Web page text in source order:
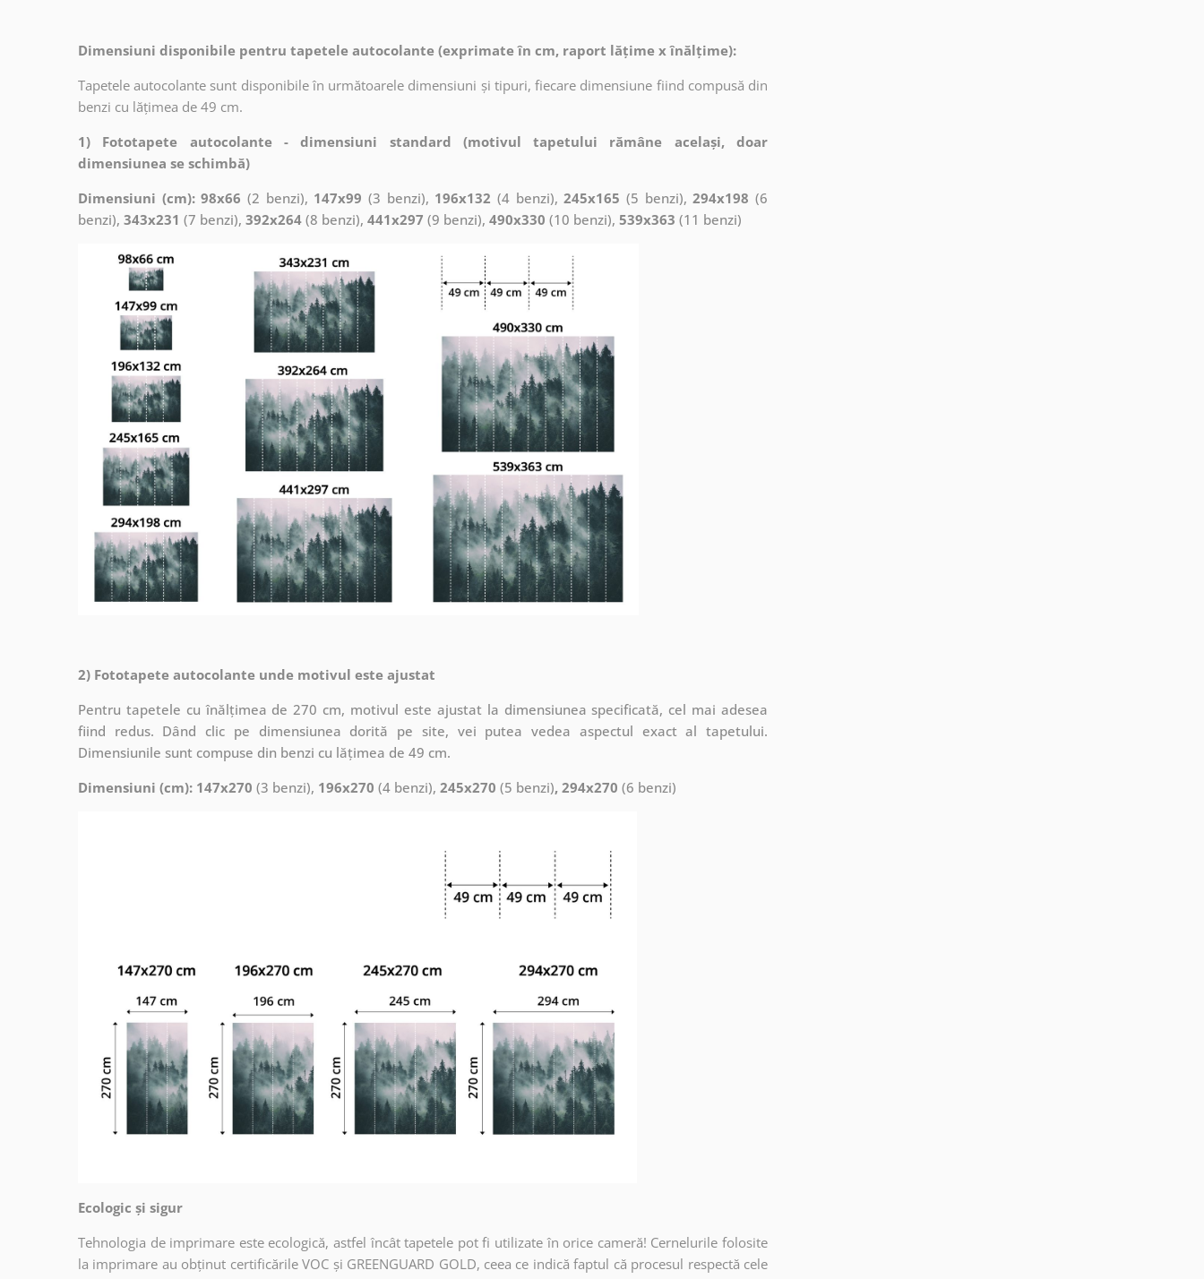
Dimensiuni disponibile pentru tapetele autocolante (exprimate în cm, raport lățime x înălțime):
Tapetele autocolante sunt disponibile în următoarele dimensiuni și tipuri, fiecare dimensiune fiind compusă din
benzi cu lățimea de 49 cm.
1) Fototapete autocolante - dimensiuni standard (motivul tapetului rămâne același, doar
dimensiunea se schimbă)
Dimensiuni (cm): 98x66 (2 benzi), 147x99 (3 benzi), 196x132 (4 benzi),245x165 (5 benzi),294x198 (6
benzi), 343x231 (7 benzi), 392x264 (8 benzi), 441x297 (9 benzi), 490x330 (10 benzi), 539x363 (11 benzi)
2) Fototapete autocolante unde motivul este ajustat
Pentru tapetele cu înălțimea de 270 cm, motivul este ajustat la dimensiunea specificată, cel mai adesea
fiind redus. Dând clic pe dimensiunea dorită pe site, vei putea vedea aspectul exact al tapetului.
Dimensiunile sunt compuse din benzi cu lățimea de 49 cm.
Dimensiuni (cm): 147x270 (3 benzi), 196x270 (4 benzi), 245x270 (5 benzi), 294x270 (6 benzi)
Ecologic și sigur
Tehnologia de imprimare este ecologică, astfel încât tapetele pot fi utilizate în orice cameră! Cernelurile folosite
la imprimare au obținut certificările VOC și GREENGUARD GOLD, ceea ce indică faptul că procesul respectă cele